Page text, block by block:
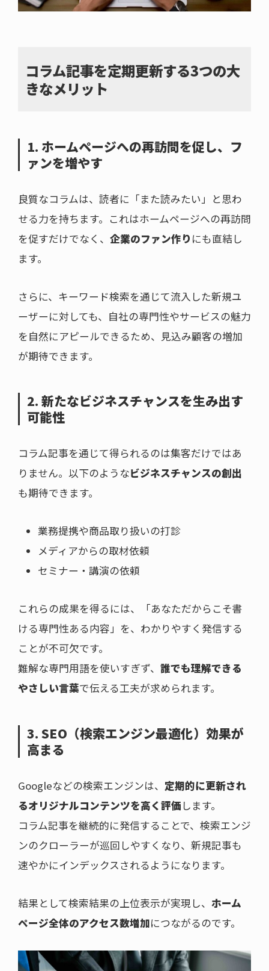
コラム記事を定期更新する3つの大
きなメリット
1. ホームページへの再訪問を促し、フ
ァンを増やす
良質なコラムは、読者に「また読みたい」と思わ
せる力を持ちます。これはホームページへの再訪問
を促すだけでなく、 企業のファン作り にも直結し
ます。
さらに、キーワード検索を通じて流入した新規ユ
ーザーに対しても、自社の専門性やサービスの魅力
を自然にアピールできるため、見込み顧客の増加
が期待できます。
2. 新たなビジネスチャンスを生み出す
可能性
コラム記事を通じて得られるのは集客だけではあ
りません。以下のようなビジネスチャンスの創出
も期待できます。
業務提携や商品取り扱いの打診
メディアからの取材依頼
セミナー・講演の依頼
これらの成果を得るには、「あなただからこそ書
ける専門性ある内容」を、わかりやすく発信する
ことが不可欠です。
難解な専門用語を使いすぎず、 誰でも理解できる
やさしい言葉で伝える工夫が求められます。
3. SEO（検索エンジン最適化）効果が
高まる
Googleなどの検索エンジンは、 定期的に更新され
るオリジナルコンテンツを高く評価 します。
コラム記事を継続的に発信することで、検索エンジ
ンのクローラーが巡回しやすくなり、新規記事も
速やかにインデックスされるようになります。
結果として検索結果の上位表示が実現し、 ホーム
ページ全体のアクセス数増加につながるのです。